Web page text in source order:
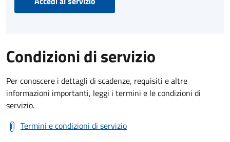
Condizioni di servizio
Per conoscere i dettagli di scadenze, requisiti e altre
informazioni importanti, leggi i termini e le condizioni di
servizio.
Termini e condizioni di servizio